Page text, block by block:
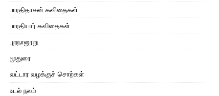
பாரதிதாசன் கவிதைகள்
பாரதியார் கவிதைகள்
புறநானூறு
மூதுரை
வட்டார வழக்குச் சொற்கள்
உடல் நலம்